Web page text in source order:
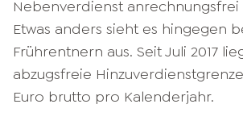
Nebenverdienst
Etwas anders sieht es hingegen
Frührentnern aus. Seit Juli 2017
abzugsfreie
Euro brutto pro Kalender­jahr.